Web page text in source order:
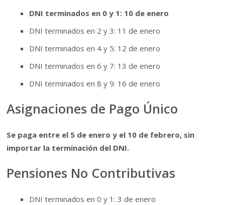
DNI terminados en 0 y 1: 10 de enero
DNI terminados en 2 y 3: 11 de enero
DNI terminados en 4 y 5: 12 de enero
DNI terminados en 6 y 7: 13 de enero
DNI terminados en 8 y 9: 16 de enero
Asignaciones de Pago Único
Se paga entre el 5 de enero y el 10 de febrero, sin
importar la terminación del DNI.
Pensiones No Contributivas
DNI terminados en 0 y 1: 3 de enero